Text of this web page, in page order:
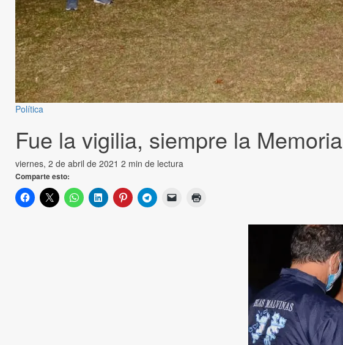
Política
Fue la vigilia, siempre la Memoria
viernes, 2 de abril de 2021 2 min de lectura
Comparte esto: